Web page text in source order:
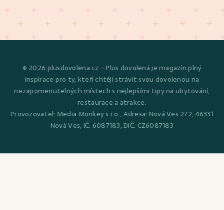
© 2026 plusdovolena.cz - Plus dovolená je magazín plný
inspirace pro ty, kteří chtějí strávit svou dovolenou na
nezapomenutelných místech s nejlepšími tipy na ubytování,
restaurace a atrakce.
Provozovatel: Media Monkey s.r.o., Adresa: Nová Ves 272, 46331
Nová Ves, IČ: 6087183, DIČ: CZ6087183